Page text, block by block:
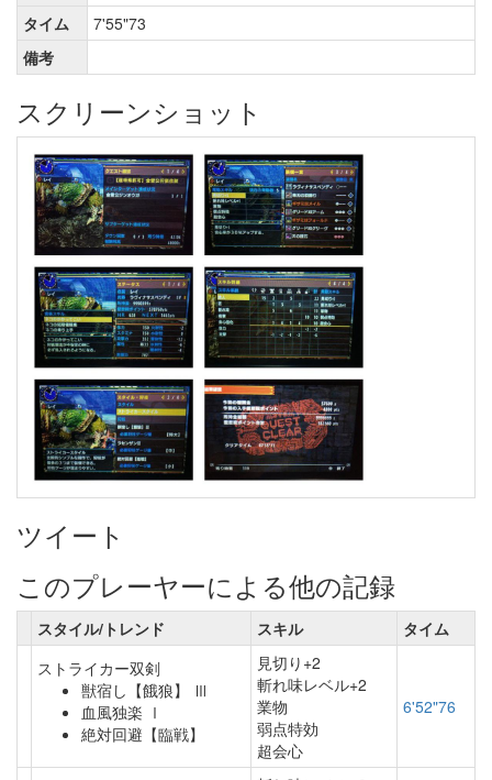
タイム
7'55"73
備考
スクリーンショット
ツイート
このプレーヤーによる他の記録
スタイル/トレンド スキル
タイム
ストライカー双剣
獣宿し【餓狼】 Ⅲ
血風独楽 Ⅰ
絶対回避【臨戦】
見切り+2
斬れ味レベル+2
業物
弱点特効
超会心
6'52"76